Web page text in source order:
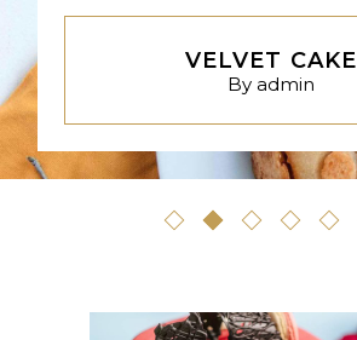
VELVET CAKE
By admin